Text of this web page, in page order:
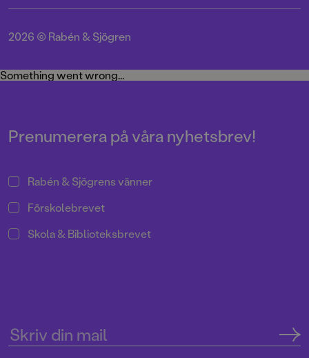
Org.nr: 556045-7748
Integritetspolicy
Cookie Policy
Miljö och hållbarhet
Instagram
Twitter
2026 © Rabén & Sjögren
Something went wrong...
Prenumerera på våra nyhetsbrev!
Rabén & Sjögrens vänner
Förskolebrevet
Skola & Biblioteksbrevet